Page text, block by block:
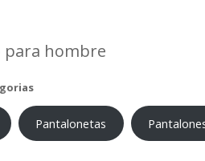
para hombre
Pantalonetas